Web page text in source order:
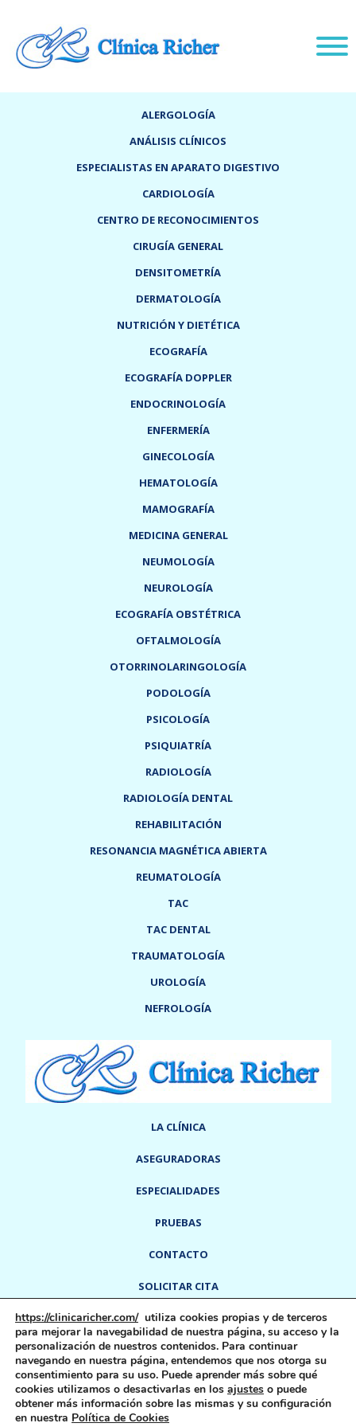
ALERGOLOGÍA
ANÁLISIS CLÍNICOS
ESPECIALISTAS EN APARATO DIGESTIVO
CARDIOLOGÍA
CENTRO DE RECONOCIMIENTOS
CIRUGÍA GENERAL
DENSITOMETRÍA
DERMATOLOGÍA
NUTRICIÓN Y DIETÉTICA
ECOGRAFÍA
ECOGRAFÍA DOPPLER
ENDOCRINOLOGÍA
ENFERMERÍA
GINECOLOGÍA
HEMATOLOGÍA
MAMOGRAFÍA
MEDICINA GENERAL
NEUMOLOGÍA
NEUROLOGÍA
ECOGRAFÍA OBSTÉTRICA
OFTALMOLOGÍA
OTORRINOLARINGOLOGÍA
PODOLOGÍA
PSICOLOGÍA
PSIQUIATRÍA
RADIOLOGÍA
RADIOLOGÍA DENTAL
REHABILITACIÓN
RESONANCIA MAGNÉTICA ABIERTA
REUMATOLOGÍA
TAC
TAC DENTAL
TRAUMATOLOGÍA
UROLOGÍA
NEFROLOGÍA
LA CLÍNICA
ASEGURADORAS
ESPECIALIDADES
PRUEBAS
CONTACTO
SOLICITAR CITA
918 91 55 91 -
info@clinicaricher.com
Calle Del Rey, 628300Aranjuez,Madrid,España
Aviso Legal Política De Cookies Política De Privacidad
https://clinicaricher.com/utiliza cookies propias y de terceros
para mejorar la navegabilidad de nuestra página, su acceso y la
personalización de nuestros contenidos. Para continuar
navegando en nuestra página, entendemos que nos otorga su
consentimiento para su uso. Puede aprender más sobre qué
cookies utilizamos o desactivarlas en los ajustes o puede
obtener más información sobre las mismas y su configuración
en nuestra Política de Cookies